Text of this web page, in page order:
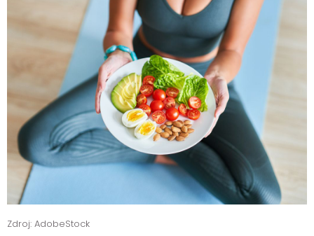
Zdroj: AdobeStock